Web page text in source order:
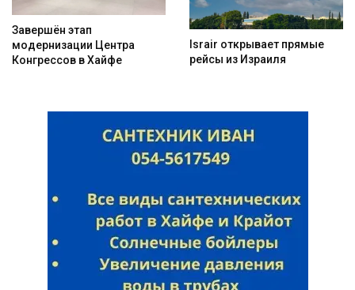
Завершён этап
модернизации Центра
Конгрессов в Хайфе
Israir открывает прямые
рейсы из Израиля